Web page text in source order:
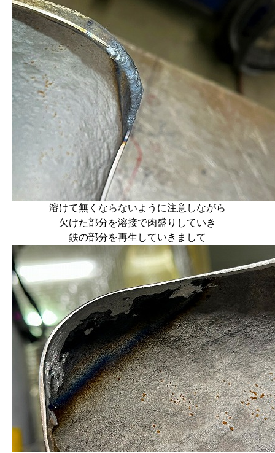
溶けて無くならないように注意しながら
欠けた部分を溶接で肉盛りしていき
鉄の部分を再生していきまして